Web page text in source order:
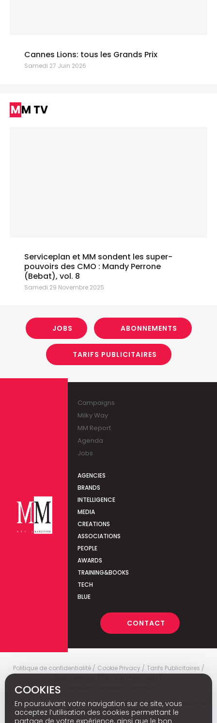
Cannes Lions: tous les Grands Prix
Samedi 27 Juin 2026
MM TV
Serviceplan et MM sondent les super-
pouvoirs des CMO : Mandy Perrone
(Bebat), vol. 8
Samedi 29 Novembre 2025
JOBS ABONNEMENTS
TARIFS PUBLICITAIRES
Campaigns
Milky Way
MM Report
Agenda
Jobs
AGENCIES
BRANDS
INTELLIGENCE
MEDIA
CREATIONS
ASSOCIATIONS
PEOPLE
AWARDS
TRAINING&BOOKS
TECH
BLUE
CONTACT
Politique de confidentialité Cookie Privacy
Tarifs Publicitaires
Media Marketingc © 2026 - Media Marketing is not responsible for
the content of external sites.
COOKIES
En poursuivant votre navigation sur ce site, vous
acceptez l’utilisation des cookies permettant le
partage de votre expérience, ainsi que le bon